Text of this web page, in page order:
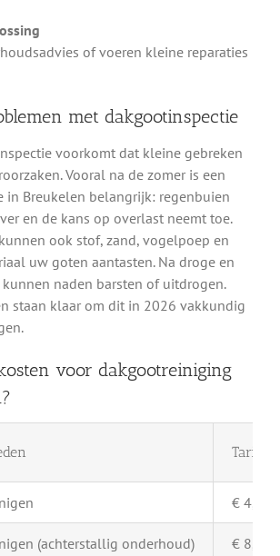
of voeren kleine reparaties
met dakgootinspectie
voorkomt dat kleine gebreken
Vooral na de zomer is een
in Breukelen belangrijk: regenbuien
en de kans op overlast neemt toe.
ook stof, zand, vogelpoep en
uw goten aantasten. Na droge en
naden barsten of uitdrogen.
staan klaar om dit in 2026 vakkundig
voor dakgootreiniging
Tarief
€ 4,-
(achterstallig onderhoud) € 8,-